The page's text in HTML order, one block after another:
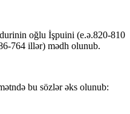
oğlu İşpuini (e.ə.820-810
764 illər) mədh olunub.
bu sözlər əks olunub: